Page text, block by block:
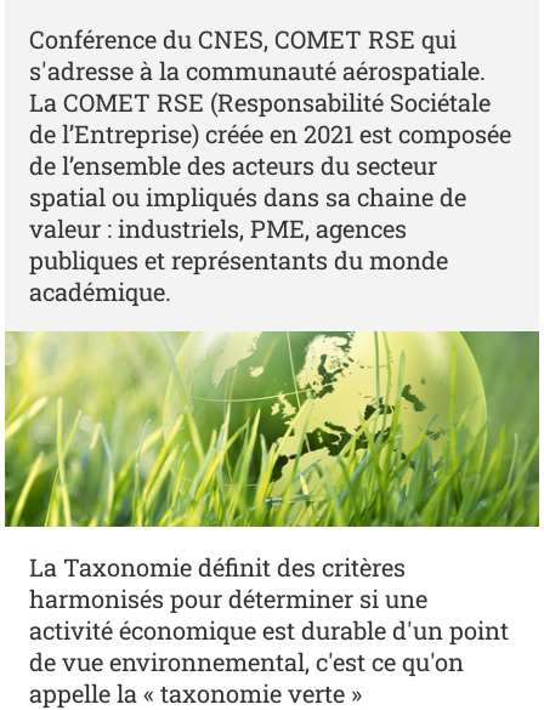
Conférence du CNES, COMET RSE qui
s'adresse à la communauté aérospatiale.
La COMET RSE (Responsabilité Sociétale
de l’Entreprise) créée en 2021 est composée
de l’ensemble des acteurs du secteur
spatial ou impliqués dans sa chaine de
valeur : industriels, PME, agences
publiques et représentants du monde
académique.
La Taxonomie définit des critères
harmonisés pour déterminer si une
activité économique est durable d'un point
de vue environnemental, c'est ce qu'on
appelle la « taxonomie verte »